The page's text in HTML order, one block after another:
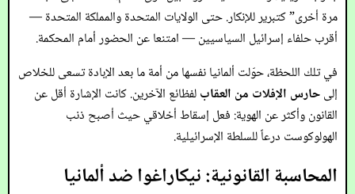
مرة أخرى” كتبرير للإنكار. حتى الولايات المتحدة والمملكة المتحدة —
أقرب حلفاء إسرائيل السياسيين — امتنعا عن الحضور أمام المحكمة.
في تلك اللحظة، حوّلت ألمانيا نفسها من أمة ما بعد الإبادة تسعى للخلاص
إلىحارس الإفلات من العقابلفظائع الآخرين. كانت الإشارة أقل عن
القانون وأكثر عن الهوية: فعل إسقاط أخلاقي حيث أصبح ذنب
الهولوكوست درعاً للسلطة الإسرائيلية.
المحاسبة القانونية: نيكاراغوا ضد ألمانيا